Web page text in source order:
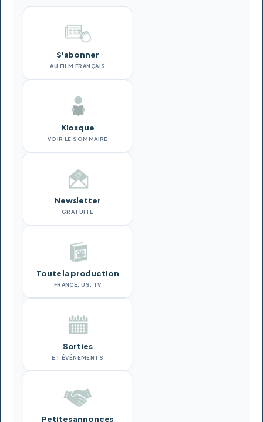
S'abonner
AU FILM FRANÇAIS
Kiosque
VOIR LE SOMMAIRE
Newsletter
GRATUITE
Toute la production
FRANCE, US, TV
Sorties
ET ÉVÉNEMENTS
Petites annonces